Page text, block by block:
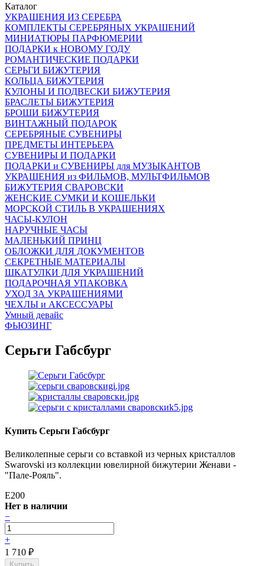
Каталог
УКРАШЕНИЯ ИЗ СЕРЕБРА
КОМПЛЕКТЫ СЕРЕБРЯНЫХ УКРАШЕНИЙ
МИНИАТЮРЫ ПАРФЮМЕРИИ
ПОДАРКИ к НОВОМУ ГОДУ
РОМАНТИЧЕСКИЕ ПОДАРКИ
СЕРЬГИ БИЖУТЕРИЯ
КОЛЬЦА БИЖУТЕРИЯ
КУЛОНЫ И ПОДВЕСКИ БИЖУТЕРИЯ
БРАСЛЕТЫ БИЖУТЕРИЯ
БРОШИ БИЖУТЕРИЯ
ВИНТАЖНЫЙ ПОДАРОК
СЕРЕБРЯНЫЕ СУВЕНИРЫ
ПРЕДМЕТЫ ИНТЕРЬЕРА
СУВЕНИРЫ И ПОДАРКИ
ПОДАРКИ и СУВЕНИРЫ для МУЗЫКАНТОВ
УКРАШЕНИЯ из ФИЛЬМОВ, МУЛЬТФИЛЬМОВ
БИЖУТЕРИЯ СВАРОВСКИ
ЖЕНСКИЕ СУМКИ И КОШЕЛЬКИ
МОРСКОЙ СТИЛЬ В УКРАШЕНИЯХ
ЧАСЫ-КУЛОН
НАРУЧНЫЕ ЧАСЫ
МАЛЕНЬКИЙ ПРИНЦ
ОБЛОЖКИ ДЛЯ ДОКУМЕНТОВ
СЕКРЕТНЫЕ МАТЕРИАЛЫ
ШКАТУЛКИ ДЛЯ УКРАШЕНИЙ
ПОДАРОЧНАЯ УПАКОВКА
УХОД ЗА УКРАШЕНИЯМИ
ЧEХЛЫ и АКСЕССУАРЫ
Умный девайс
ФЬЮЗИНГ
Серьги Габсбург
Купить Серьги Габсбург
Великолепные серьги со вставкой из черных кристаллов
Swarovski из коллекции ювелирной бижутерии Женави -
"Пале-Рояль".
E200
Нет в наличии
−
+
1 710 ₽